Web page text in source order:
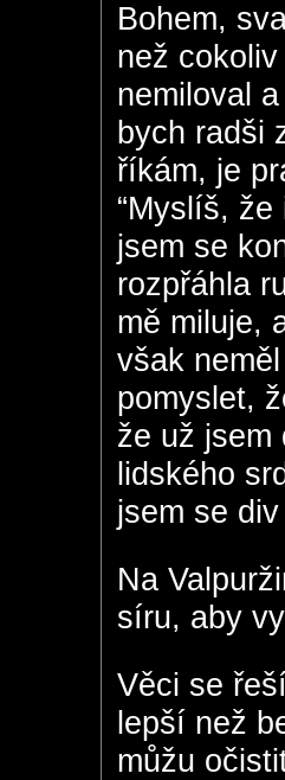
Bohem,
než
nemiloval
bych radši
říkám, je
“Myslíš,
jsem se
rozpřáhla
mě miluje,
však
pomyslet,
že už jsem
lidského
jsem se
Na
síru, aby
Věci se
lepší než
můžu